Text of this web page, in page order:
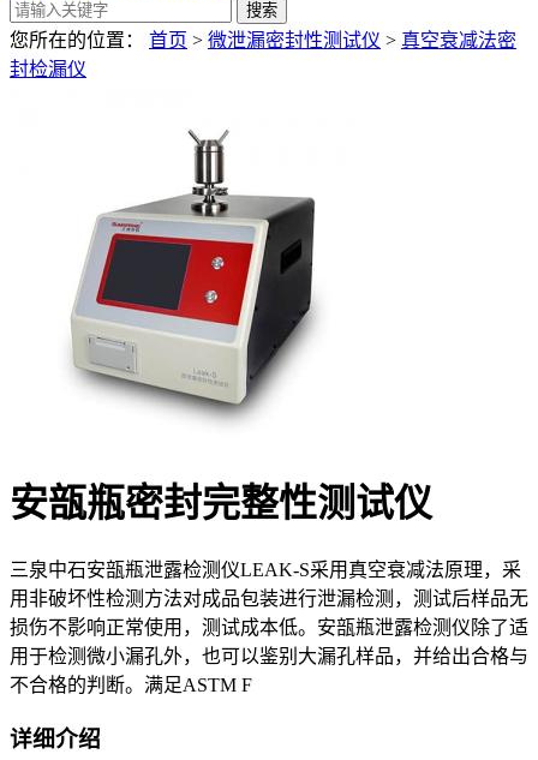
您所在的位置： 首页 > 微泄漏密封性测试仪 > 真空衰减法密
封检漏仪
安瓿瓶密封完整性测试仪
三泉中石安瓿瓶泄露检测仪LEAK-S采用真空衰减法原理，采
用非破坏性检测方法对成品包装进行泄漏检测，测试后样品无
损伤不影响正常使用，测试成本低。安瓿瓶泄露检测仪除了适
用于检测微小漏孔外，也可以鉴别大漏孔样品，并给出合格与
不合格的判断。满足ASTM F
详细介绍